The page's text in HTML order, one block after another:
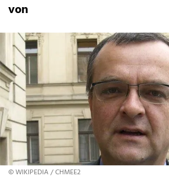
von
© WIKIPEDIA / CHMEE2